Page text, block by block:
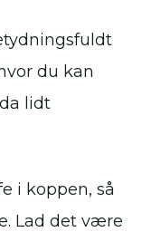
du kan
lidt
i koppen, så
Lad det være